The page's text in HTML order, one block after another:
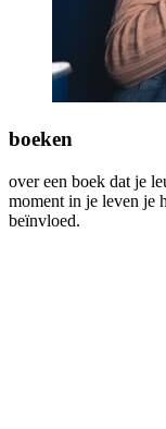
boeken
over een boek dat je
moment in je leven je
beïnvloed.